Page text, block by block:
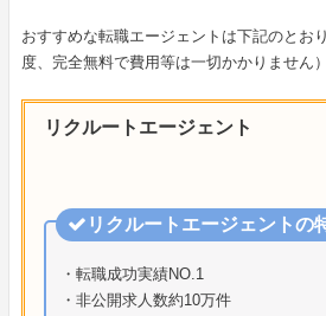
おすすめな転職エージェントは下記のとお
度、完全無料で費用等は一切かかりません）
リクルートエージェント
リクルートエージェントの
・転職成功実績NO.1
・非公開求人数約10万件